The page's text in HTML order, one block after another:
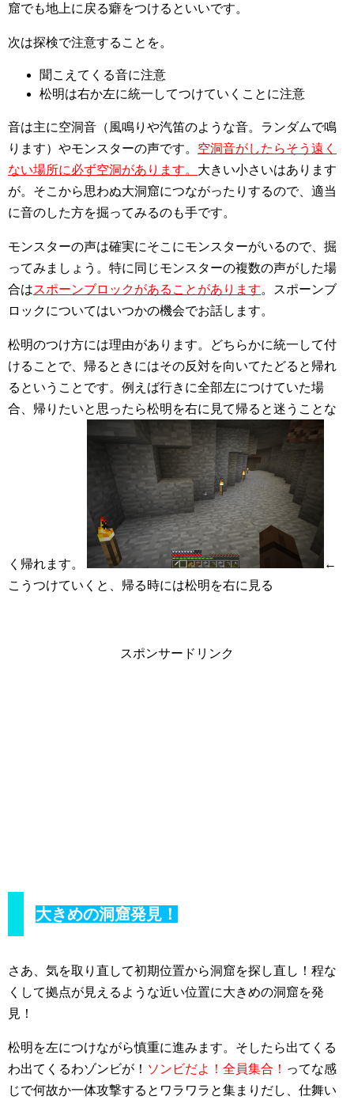
窟でも地上に戻る癖をつけるといいです。
次は探検で注意することを。
聞こえてくる音に注意
松明は右か左に統一してつけていくことに注意
音は主に空洞音（風鳴りや汽笛のような音。ランダムで鳴
ります）やモンスターの声です。 空洞音がしたらそう遠く
ない場所に必ず空洞があります。 大きい小さいはあります
が。そこから思わぬ大洞窟につながったりするので、適当
に音のした方を掘ってみるのも手です。
モンスターの声は確実にそこにモンスターがいるので、掘
ってみましょう。特に同じモンスターの複数の声がした場
合はスポーンブロックがあることがあります。スポーンブ
ロックについてはいつかの機会でお話します。
松明のつけ方には理由があります。どちらかに統一して付
けることで、帰るときにはその反対を向いてたどると帰れ
るということです。例えば行きに全部左につけていた場
合、帰りたいと思ったら松明を右に見て帰ると迷うことな
く帰れます。
←
こうつけていくと、帰る時には松明を右に見る
スポンサードリンク
大きめの洞窟発見！
さあ、気を取り直して初期位置から洞窟を探し直し！程な
くして拠点が見えるような近い位置に大きめの洞窟を発
見！
松明を左につけながら慎重に進みます。そしたら出てくる
わ出てくるわゾンビが！ ソンビだよ！全員集合！ ってな感
じで何故か一体攻撃するとワラワラと集まりだし、仕舞い